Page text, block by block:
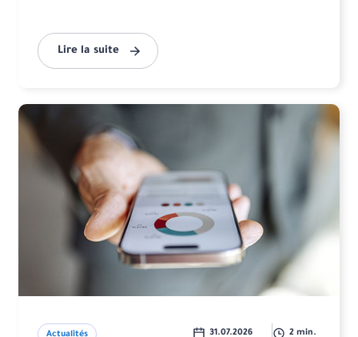
Lire la suite
Actualités 31.07.2026 2 min.